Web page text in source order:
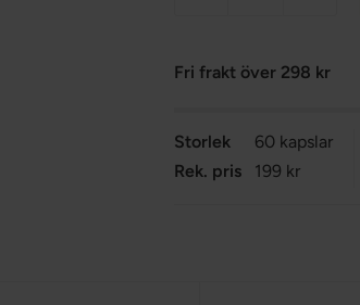
Fri frakt över 298 kr
Storlek
60 kapslar
Rek. pris
199 kr